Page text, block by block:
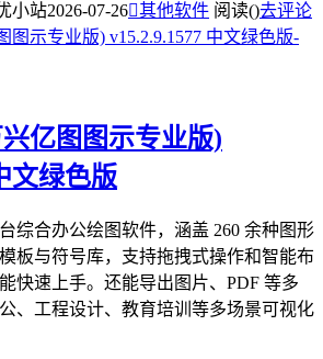
小站2026-07-26其他软件 阅读()去评论
亿图图示专业版)
文绿色版
综合办公绘图软件，涵盖 260 余种图形
板与符号库，支持拖拽式操作和智能布
快速上手。还能导出图片、PDF 等多
、工程设计、教育培训等多场景可视化